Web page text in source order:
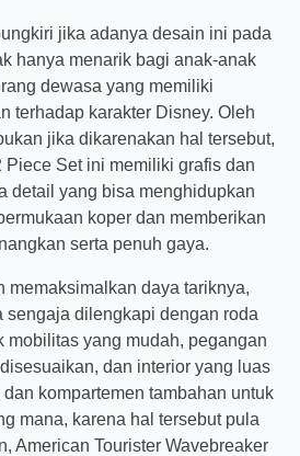
jika adanya desain ini pada
hanya menarik bagi anak-anak
dewasa yang memiliki
terhadap karakter Disney. Oleh
jika dikarenakan hal tersebut,
Piece Set ini memiliki grafis dan
detail yang bisa menghidupkan
koper dan memberikan
serta penuh gaya.
memaksimalkan daya tariknya,
sengaja dilengkapi dengan roda
mobilitas yang mudah, pegangan
dan interior yang luas
kompartemen tambahan untuk
mana, karena hal tersebut pula
American Tourister Wavebreaker